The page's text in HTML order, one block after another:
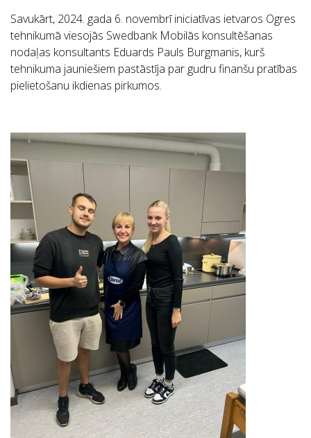
Savukārt, 2024. gada 6. novembrī iniciatīvas ietvaros Ogres
tehnikumā viesojās Swedbank Mobilās konsultēšanas
nodaļas konsultants Eduards Pauls Burgmanis, kurš
tehnikuma jauniešiem pastāstīja par gudru finanšu pratības
pielietošanu ikdienas pirkumos.